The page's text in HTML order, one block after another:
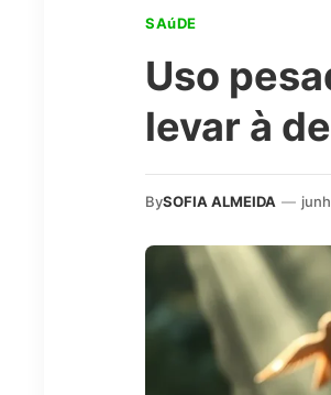
SAúDE
Uso
levar à
BySOFIA ALMEIDA —